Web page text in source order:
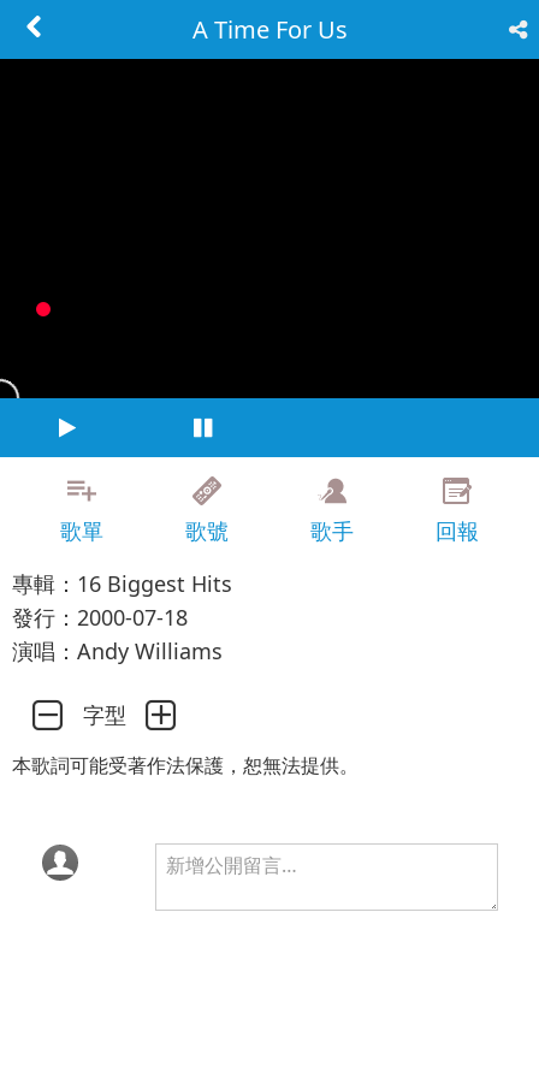
A Time For Us
歌單 歌號 歌手
回報
專輯：16 Biggest Hits
發行：2000-07-18
演唱：Andy Williams
字型
本歌詞可能受著作法保護，恕無法提供。